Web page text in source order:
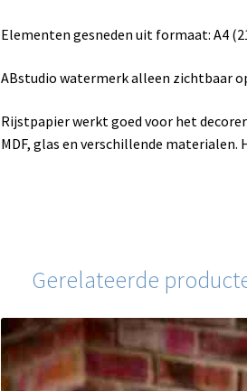
Elementen gesneden uit formaat: A4
ABstudio watermerk alleen zichtbaar
Rijstpapier werkt goed voor het
MDF, glas en verschillende
Gerelateerde